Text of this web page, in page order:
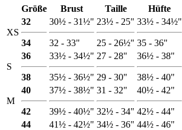
Größe
Brust Taille Hüfte
XS
32
34
30½ - 31½"
32 - 33"
23½ - 25"
25 - 26½"
33½ - 34½"
35 - 36"
S
36
38
33½ - 34½"
35½ - 36½"
27 - 28"
29 - 30"
36½ - 38"
38½ - 40"
M
40
42
37½ - 38½"
39½ - 40½"
31 - 32"
32½ - 34"
40½ - 42"
42½ - 44"
44 41½ - 42½" 34½ - 36" 44½ - 46"